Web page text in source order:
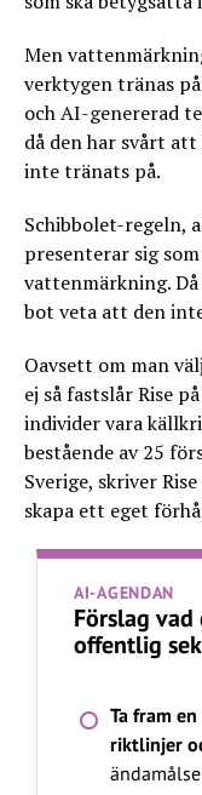
Men
verktygen tränas
och AI-genererad
då den har svårt
inte tränats på.
Schibbolet-regeln,
presenterar sig
vattenmärkning.
bot veta att den
Oavsett om man
ej så fastslår Rise
individer vara
bestående av 25
Sverige, skriver
skapa ett eget
AI-AGENDAN
Förslag
offentlig
Ta fram
riktlinjer